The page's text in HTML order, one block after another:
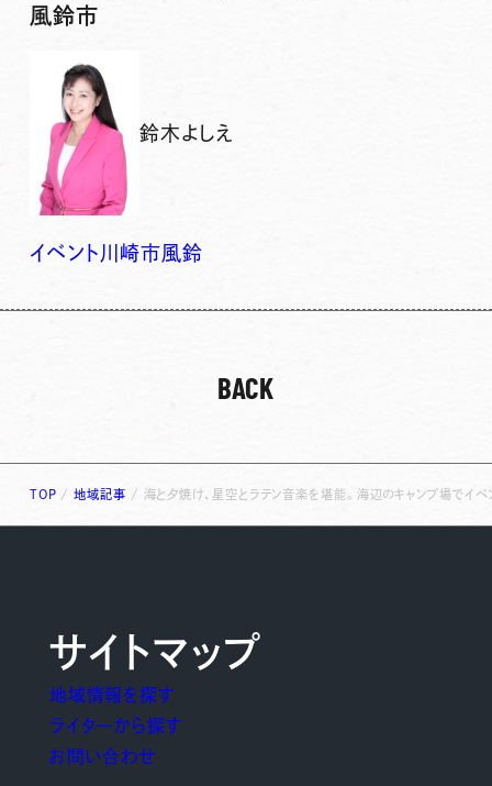
風鈴市
鈴木よしえ
イベント 川崎市風鈴
BACK
TOP /地域記事 / 海と夕焼け、星空とラテン音楽を堪能。海辺のキャンプ場でイベ
サイトマップ
地域情報を探す
ライターから探す
お問い合わせ